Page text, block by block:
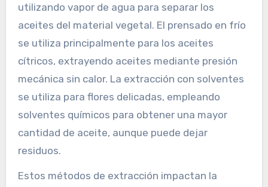
utilizando vapor de agua para separar los
aceites del material vegetal. El prensado en frío
se utiliza principalmente para los aceites
cítricos, extrayendo aceites mediante presión
mecánica sin calor. La extracción con solventes
se utiliza para flores delicadas, empleando
solventes químicos para obtener una mayor
cantidad de aceite, aunque puede dejar
residuos.
Estos métodos de extracción impactan la